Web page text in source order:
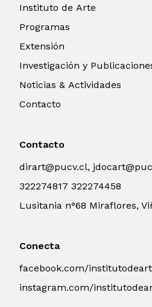
Instituto de Arte
Programas
Extensión
Investigación y
Noticias & Actividades
Contacto
Contacto
dirart@pucv.cl,
322274817 322274458
Lusitania n°68 Miraflores,
Conecta
facebook.com/
instagram.com/